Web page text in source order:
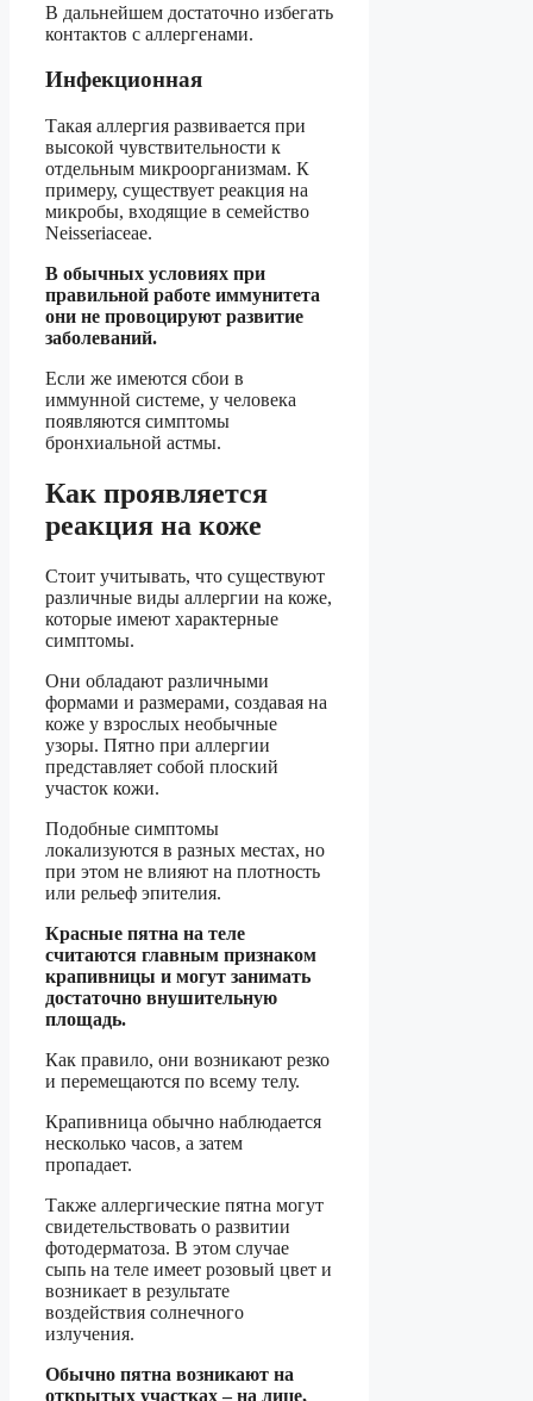
В дальнейшем достаточно избегать
контактов с аллергенами.
Инфекционная
Такая аллергия развивается при
высокой чувствительности к
отдельным микроорганизмам. К
примеру, существует реакция на
микробы, входящие в семейство
Neisseriaceae.
В обычных условиях при
правильной работе иммунитета
они не провоцируют развитие
заболеваний.
Если же имеются сбои в
иммунной системе, у человека
появляются симптомы
бронхиальной астмы.
Как проявляется
реакция на коже
Стоит учитывать, что существуют
различные виды аллергии на коже,
которые имеют характерные
симптомы.
Они обладают различными
формами и размерами, создавая на
коже у взрослых необычные
узоры. Пятно при аллергии
представляет собой плоский
участок кожи.
Подобные симптомы
локализуются в разных местах, но
при этом не влияют на плотность
или рельеф эпителия.
Красные пятна на теле
считаются главным признаком
крапивницы и могут занимать
достаточно внушительную
площадь.
Как правило, они возникают резко
и перемещаются по всему телу.
Крапивница обычно наблюдается
несколько часов, а затем
пропадает.
Также аллергические пятна могут
свидетельствовать о развитии
фотодерматоза. В этом случае
сыпь на теле имеет розовый цвет и
возникает в результате
воздействия солнечного
излучения.
Обычно пятна возникают на
открытых участках – на лице,